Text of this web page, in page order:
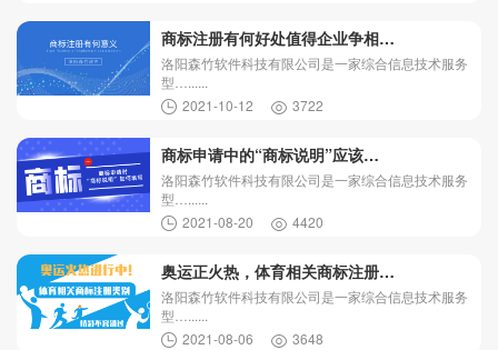
商标注册有何好处值得企业争相…
洛阳森竹软件科技有限公司是一家综合信息技术服务
型…......
2021-10-12
3722
商标申请中的“商标说明”应该…
洛阳森竹软件科技有限公司是一家综合信息技术服务
型…......
2021-08-20
4420
奥运正火热，体育相关商标注册…
洛阳森竹软件科技有限公司是一家综合信息技术服务
型…......
2021-08-06
3648